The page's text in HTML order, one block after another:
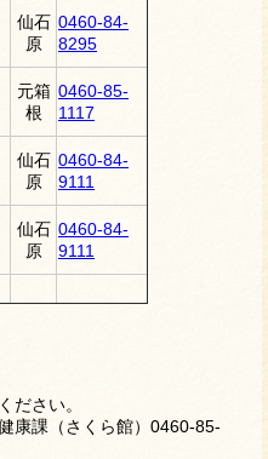
仙石
原
0460-84-
8295
元箱
根
0460-85-
1117
仙石
原
0460-84-
9111
仙石
原
0460-84-
9111
ださい。
康課（さくら館）0460-85-